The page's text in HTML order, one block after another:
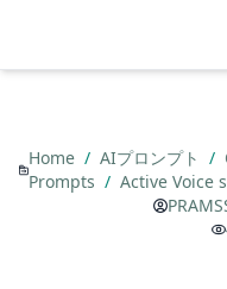
Home / AIプロンプト /
Prompts / Active Voice